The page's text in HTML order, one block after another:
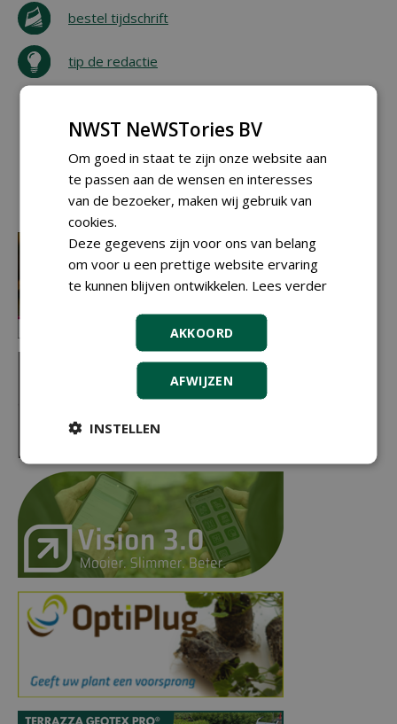
bestel tijdschrift
tip de redactie
NWST NeWSTories BV
Om goed in staat te zijn onze website aan
te passen aan de wensen en interesses
van de bezoeker, maken wij gebruik van
cookies.
Deze gegevens zijn voor ons van belang
om voor u een prettige website ervaring
te kunnen blijven ontwikkelen. Lees verder
AKKOORD
AFWIJZEN
INSTELLEN